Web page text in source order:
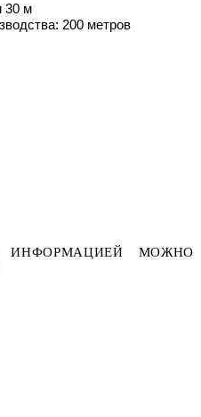
30 м
200 метров
МОЖНО